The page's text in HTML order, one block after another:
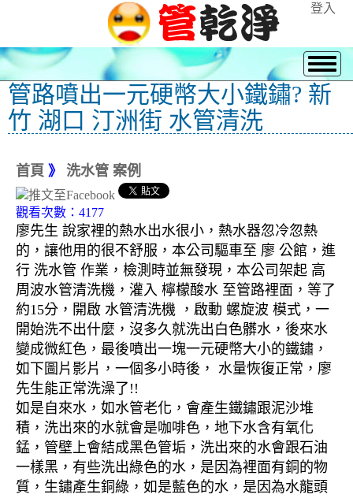
登入
管路噴出一元硬幣大小鐵鏽? 新
竹 湖口 汀洲街 水管清洗
首頁 》 洗水管 案例
觀看次數：4177
廖先生 說家裡的熱水出水很小，熱水器忽冷忽熱
的，讓他用的很不舒服，本公司驅車至 廖 公館，進
行 洗水管 作業，檢測時並無發現，本公司架起 高
周波水管清洗機，灌入 檸檬酸水 至管路裡面，等了
約15分，開啟 水管清洗機 ，啟動 螺旋波 模式，一
開始洗不出什麼，沒多久就洗出白色髒水，後來水
變成微紅色，最後噴出一塊一元硬幣大小的鐵鏽，
如下圖片影片，一個多小時後， 水量恢復正常，廖
先生能正常洗澡了!!
如是自來水，如水管老化，會產生鐵鏽跟泥沙堆
積，洗出來的水就會是咖啡色，地下水含有氧化
錳，管壁上會結成黑色管垢，洗出來的水會跟石油
一樣黑，有些洗出綠色的水，是因為裡面有銅的物
質，生鏽產生銅綠，如是藍色的水，是因為水龍頭